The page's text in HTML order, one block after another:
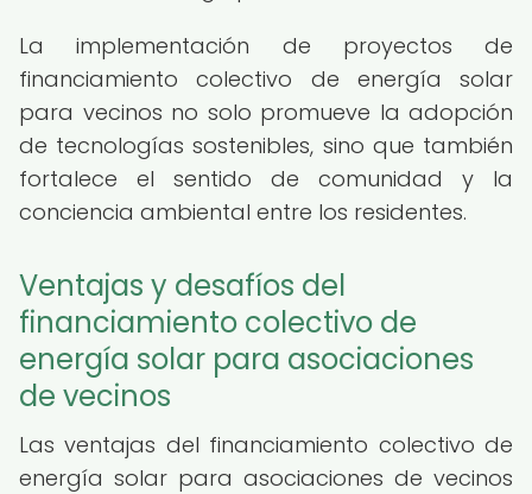
La implementación de proyectos de
financiamiento colectivo de energía solar
para vecinos no solo promueve la adopción
de tecnologías sostenibles, sino que también
fortalece el sentido de comunidad y la
conciencia ambiental entre los residentes.
Ventajas y desafíos del
financiamiento colectivo de
energía solar para asociaciones
de vecinos
Las ventajas del financiamiento colectivo de
energía solar para asociaciones de vecinos